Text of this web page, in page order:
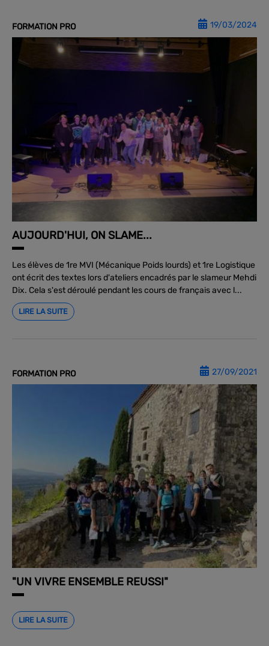
FORMATION PRO 19/03/2024
AUJOURD'HUI, ON SLAME...
Les élèves de 1re MVI (Mécanique Poids lourds) et 1re Logistique
ont écrit des textes lors d'ateliers encadrés par le slameur Mehdi
Dix. Cela s'est déroulé pendant les cours de français avec l...
LIRE LA SUITE
FORMATION PRO 27/09/2021
"UN VIVRE ENSEMBLE REUSSI"
LIRE LA SUITE